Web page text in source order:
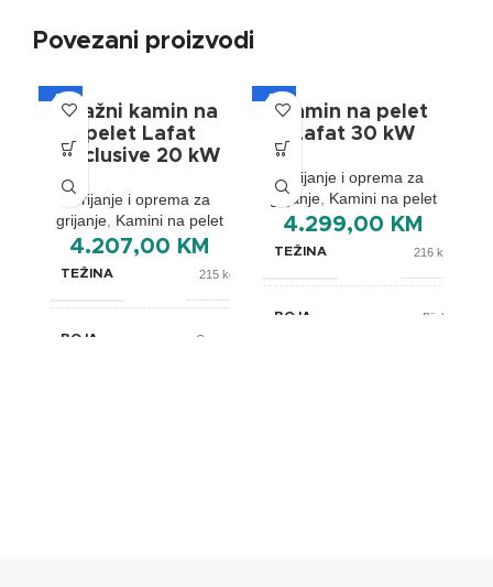
Povezani proizvodi
A+
Etažni kamin na
pelet Lafat
Exclusive 20 kW
Grijanje i oprema za
grijanje Kamini na pelet
4.207,00 KM
TEŽINA 215 kg
BOJA Crvena
A+
Kamin na pelet
Lafat 30 kW
Grijanje i oprema za
grijanje Kamini na pelet
4.299,00 KM
TEŽINA 216 kg
BOJA Bijela